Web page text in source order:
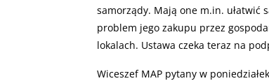
samorządy. Mają one m.in. ułatwić
problem jego zakupu przez
lokalach. Ustawa czeka teraz na
Wiceszef MAP pytany w